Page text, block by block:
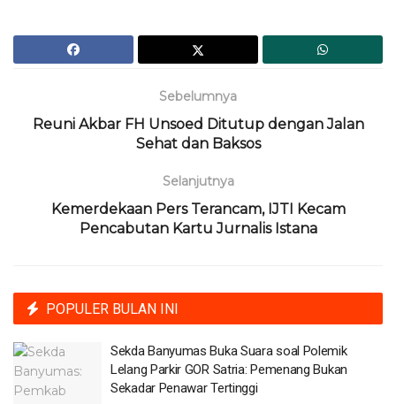
Sebelumnya
Reuni Akbar FH Unsoed Ditutup dengan Jalan
Sehat dan Baksos
Selanjutnya
Kemerdekaan Pers Terancam, IJTI Kecam
Pencabutan Kartu Jurnalis Istana
POPULER BULAN INI
Sekda Banyumas Buka Suara soal Polemik
Lelang Parkir GOR Satria: Pemenang Bukan
Sekadar Penawar Tertinggi